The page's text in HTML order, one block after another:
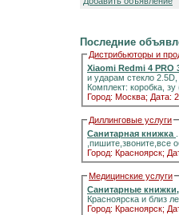
Последние
Дистрибьюторы и
Xiaomi Redmi 4 PRO
и ударам стекло
Комплект: коробка,
Город: Москва; Дата:
Диллинговые услуги
Санитарная книжка
,пишите,звоните,все
Город: Красноярск;
Медицинские услуги
Санитарные
Красноярска и близ
Город: Красноярск;